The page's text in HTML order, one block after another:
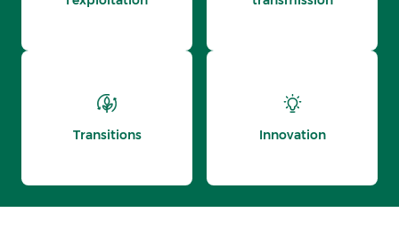
Transitions Innovation